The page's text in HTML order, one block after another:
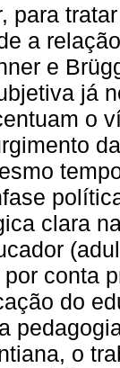
para
a
e
já
o
clara
conta
do
o